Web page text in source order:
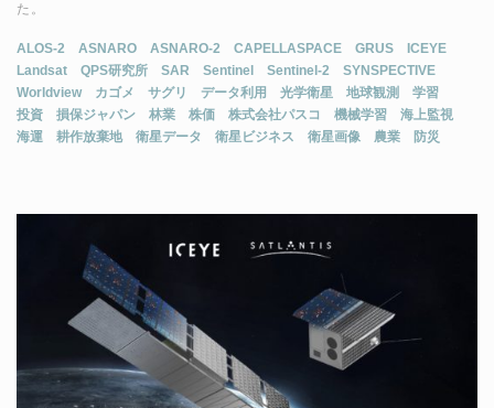
た。
ALOS-2 ASNARO ASNARO-2 CAPELLASPACE GRUS
ICEYE
Landsat
QPS研究所 SAR Sentinel Sentinel-2
SYNSPECTIVE
Worldview
カゴメ サグリ データ利用 光学衛星 地球観測
学習
投資
損保ジャパン 林業 株価 株式会社パスコ 機械学習
海上監視
海運
耕作放棄地 衛星データ 衛星ビジネス 衛星画像 農業 防災